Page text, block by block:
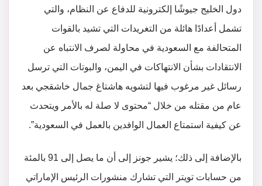
دول الخليج جيوشًا إلكترونية للدفاع عن النظام، والتي
تشمل أعدادًا هائلة من التغريدات التي تشيد بالقوات
المتحالفة مع السعودية في محاولة لصرف الانتباه عن
الانتقادات بشأن الانتهاكات في اليمن، والبوتات التي ترسل
رسائل غير مرغوب فيها لتشويه هاشتاغ جمال خاشقجي بعد
عام من مقتله من خلال “محتوى لا صلة له بالأمر ويتحدث
عن كيفية استمتاع العمال الوافدين بالعمل في السعودية”.
بالإضافة إلى ذلك؛ يشير جونز إلى أن ما يصل إلى 91 بالمئة
من حسابات تويتر التي تشارك منشورات الرئيس الإماراتي